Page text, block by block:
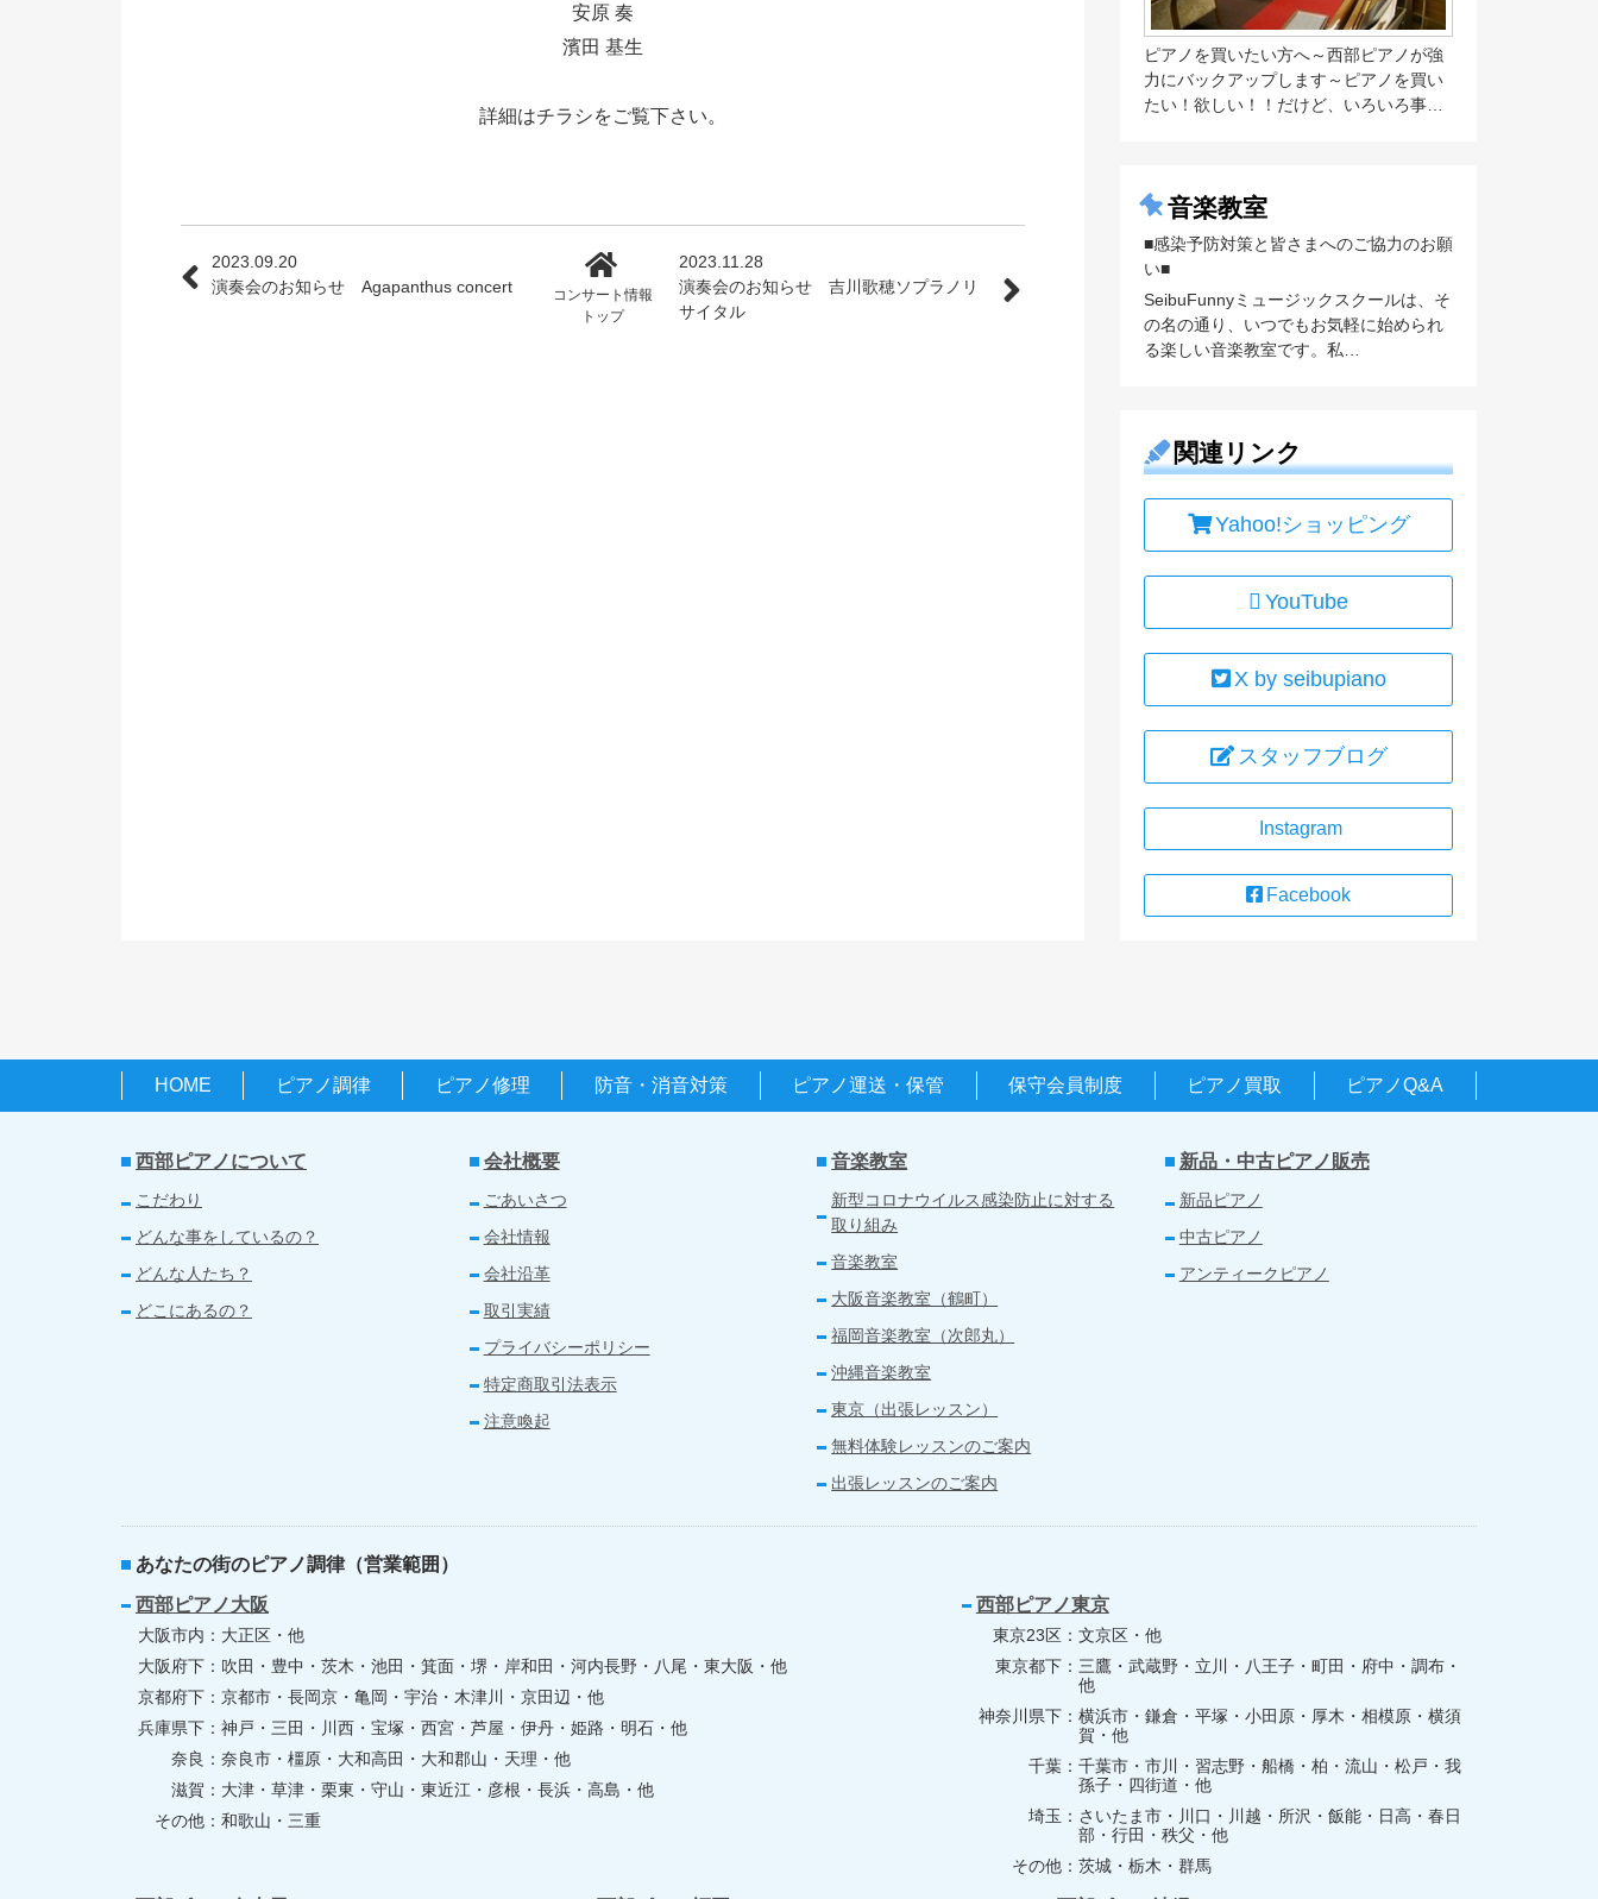
安原 奏
濱田 基生
詳細はチラシをご覧下さい。
2023.09.20
演奏会のお知らせ Agapanthus concert
コンサート情報
トップ
2023.11.28
演奏会のお知らせ 吉川歌穂ソプラノリ
サイタル
ピアノを買いたい方へ～西部ピアノが強
力にバックアップします～ピアノを買い
たい！欲しい！！だけど、いろいろ事…
音楽教室
■感染予防対策と皆さまへのご協力のお願
い■
SeibuFunnyミュージックスクールは、そ
の名の通り、いつでもお気軽に始められ
る楽しい音楽教室です。私…
関連リンク
Yahoo!ショッピング
YouTube
X by seibupiano
スタッフブログ
Instagram
Facebook
HOME ピアノ調律 ピアノ修理 防音・消音対策 ピアノ運送・保管 保守会員制度 ピアノ買取 ピアノQ&A
西部ピアノについて
こだわり
どんな事をしているの？
どんな人たち？
どこにあるの？
会社概要
ごあいさつ
会社情報
会社沿革
取引実績
プライバシーポリシー
特定商取引法表示
注意喚起
音楽教室
新型コロナウイルス感染防止に対する
取り組み
音楽教室
大阪音楽教室（鶴町）
福岡音楽教室（次郎丸）
沖縄音楽教室
東京（出張レッスン）
無料体験レッスンのご案内
出張レッスンのご案内
新品・中古ピアノ販売
新品ピアノ
中古ピアノ
アンティークピアノ
あなたの街のピアノ調律（営業範囲）
西部ピアノ大阪
大阪市内
大正区・他
大阪府下
吹田・豊中・茨木・池田・箕面・堺・岸和田・河内長野・八尾・東大阪・他
京都府下
京都市・長岡京・亀岡・宇治・木津川・京田辺・他
兵庫県下
神戸・三田・川西・宝塚・西宮・芦屋・伊丹・姫路・明石・他
奈良
奈良市・橿原・大和高田・大和郡山・天理・他
滋賀
大津・草津・栗東・守山・東近江・彦根・長浜・高島・他
その他
和歌山・三重
西部ピアノ東京
東京23区
文京区・他
東京都下
三鷹・武蔵野・立川・八王子・町田・府中・調布・
他
神奈川県下
横浜市・鎌倉・平塚・小田原・厚木・相模原・横須
賀・他
千葉
千葉市・市川・習志野・船橋・柏・流山・松戸・我
孫子・四街道・他
埼玉
さいたま市・川口・川越・所沢・飯能・日高・春日
部・行田・秩父・他
その他
茨城・栃木・群馬